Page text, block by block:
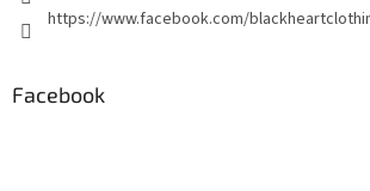
https://www.facebook.com/
Facebook